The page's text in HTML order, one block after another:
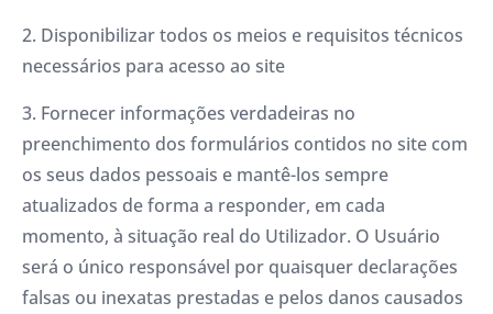
2. Disponibilizar todos os meios e requisitos técnicos
necessários para acesso ao site
3. Fornecer informações verdadeiras no
preenchimento dos formulários contidos no site com
os seus dados pessoais e mantê-los sempre
atualizados de forma a responder, em cada
momento, à situação real do Utilizador. O Usuário
será o único responsável por quaisquer declarações
falsas ou inexatas prestadas e pelos danos causados ​​